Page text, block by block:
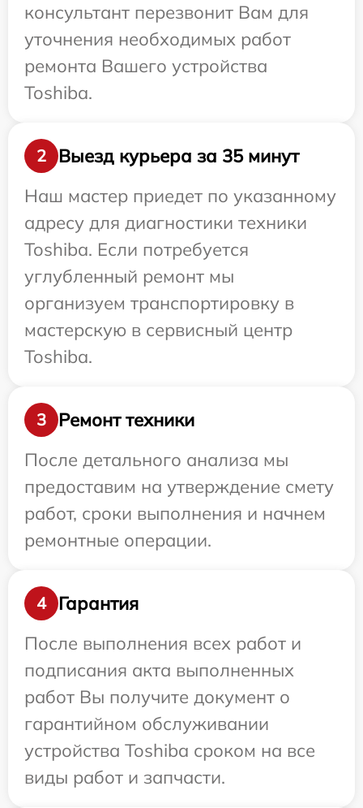
консультант перезвонит Вам для
уточнения необходимых работ
ремонта Вашего устройства
Toshiba.
2
Выезд курьера за 35 минут
Наш мастер приедет по указанному
адресу для диагностики техники
Toshiba. Если потребуется
углубленный ремонт мы
организуем транспортировку в
мастерскую в сервисный центр
Toshiba.
3
Ремонт техники
После детального анализа мы
предоставим на утверждение смету
работ, сроки выполнения и начнем
ремонтные операции.
4
Гарантия
После выполнения всех работ и
подписания акта выполненных
работ Вы получите документ о
гарантийном обслуживании
устройства Toshiba сроком на все
виды работ и запчасти.